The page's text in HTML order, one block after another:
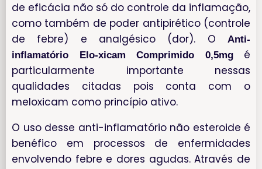
de eficácia não só do controle da inflamação,
como também de poder antipirético (controle
de febre) e analgésico (dor). O
Anti-
inflamatório Elo-xicam Comprimido 0,5mgé
particularmente importante nessas
qualidades citadas pois conta com o
meloxicam como princípio ativo.
O uso desse anti-inflamatório não esteroide é
benéfico em processos de enfermidades
envolvendo febre e dores agudas. Através de